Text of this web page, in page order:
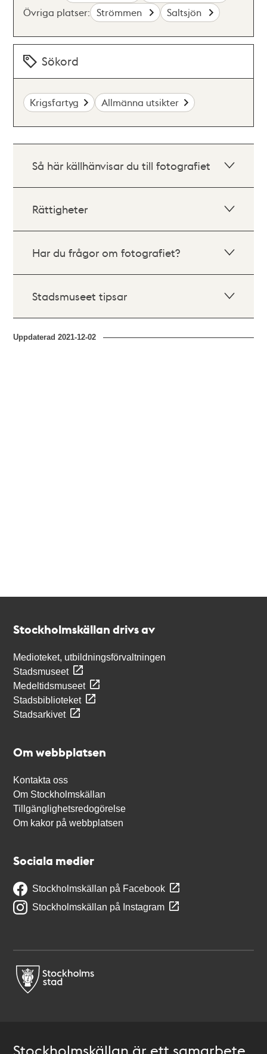
Övriga platser: Strömmen Saltsjön
Sökord
Krigsfartyg Allmänna utsikter
Så här källhänvisar du till fotografiet
Rättigheter
Har du frågor om fotografiet?
Stadsmuseet tipsar
Uppdaterad2021-12-02
Stockholmskällan drivs av
Medioteket, utbildningsförvaltningen
Stadsmuseet
Medeltidsmuseet
Stadsbiblioteket
Stadsarkivet
Om webbplatsen
Kontakta oss
Om Stockholmskällan
Tillgänglighetsredogörelse
Om kakor på webbplatsen
Sociala medier
Stockholmskällan på Facebook
Stockholmskällan på Instagram
Stockholmskällan är ett samarbete